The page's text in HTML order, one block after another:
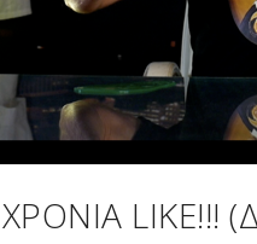
LIKE!!!